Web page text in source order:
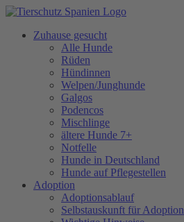
Zuhause gesucht
Alle Hunde
Rüden
Hündinnen
Welpen/Junghunde
Galgos
Podencos
Mischlinge
ältere Hunde 7+
Notfelle
Hunde in Deutschland
Hunde auf Pflegestellen
Adoption
Adoptionsablauf
Selbstauskunft für Adoption